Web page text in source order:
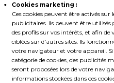
Cookies marketing :
Ces cookies peuvent être activés sur
publicitaires. Ils peuvent être utilisés
des profils sur vos intérêts, et afin de
ciblées sur d’autres sites. Ils
votre navigateur et votre appareil. Si
catégorie de cookies, des publicités
seront proposées lors de votre
informations stockées dans ces